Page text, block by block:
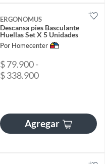
ERGONOMUS
Descansa pies Basculante
Huellas Set X 5 Unidades
Por Homecenter
$ 79.900 -
$ 338.900
Agregar